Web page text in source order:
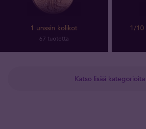
Katso lisää kategorioita
1 unssin kolikot
67 tuotetta
1/10